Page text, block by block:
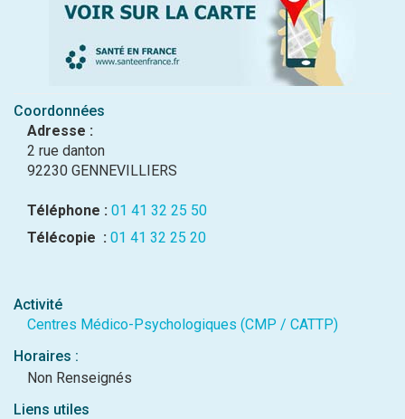
Coordonnées
Adresse :
2 rue danton
92230 GENNEVILLIERS
Téléphone : 01 41 32 25 50
Télécopie : 01 41 32 25 20
Activité
Centres Médico-Psychologiques (CMP / CATTP)
Horaires :
Non Renseignés
Liens utiles